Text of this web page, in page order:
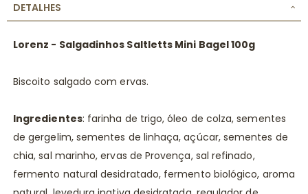
DETALHES
Lorenz - Salgadinhos Saltletts Mini Bagel 100g
Biscoito salgado com ervas.
Ingredientes: farinha de trigo, óleo de colza, sementes
de gergelim, sementes de linhaça, açúcar, sementes de
chia, sal marinho, ervas de Provença, sal refinado,
fermento natural desidratado, fermento biológico, aroma